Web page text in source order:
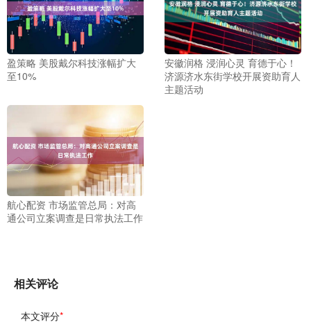
盈策略 美股戴尔科技涨幅扩大
至10%
安徽润格 浸润心灵 育德于心！
济源济水东街学校开展资助育人
主题活动
航心配资 市场监管总局：对高
通公司立案调查是日常执法工作
相关评论
本文评分*